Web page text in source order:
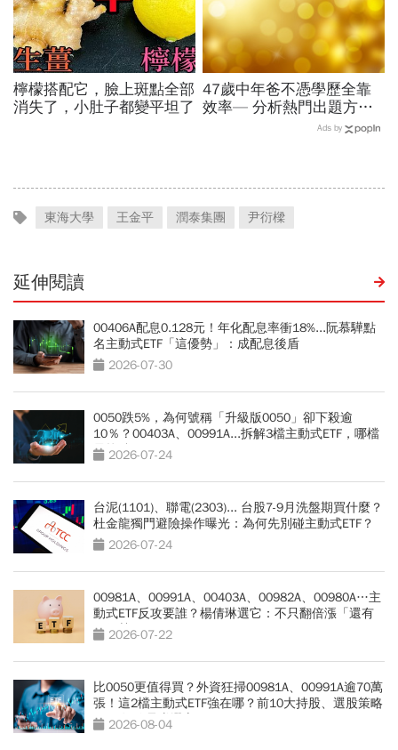
檸檬搭配它，臉上斑點全部
消失了，小肚子都變平坦了
47歲中年爸不憑學歷全靠
效率— 分析熱門出題方向
Ads by
東海大學 王金平 潤泰集團 尹衍樑
延伸閱讀
00406A配息0.128元！年化配息率衝18%...阮慕驊點
名主動式ETF「這優勢」：成配息後盾
2026-07-30
0050跌5%，為何號稱「升級版0050」卻下殺逾
10％？00403A、00991A...拆解3檔主動式ETF，哪檔
最抗跌？
2026-07-24
台泥(1101)、聯電(2303)... 台股7-9月洗盤期買什麼？
杜金龍獨門避險操作曝光：為何先別碰主動式ETF？
2026-07-24
00981A、00991A、00403A、00982A、00980A…主
動式ETF反攻要誰？楊倩琳選它：不只翻倍漲「還有
一優勢」
2026-07-22
比0050更值得買？外資狂掃00981A、00991A逾70萬
張！這2檔主動式ETF強在哪？前10大持股、選股策略
PK：短線暴賺選它
2026-08-04